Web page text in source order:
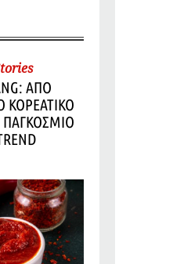
ΑΠΟ
ΚΟΡΕΑΤΙΚΟ
ΠΑΓΚΟΣΜΙΟ